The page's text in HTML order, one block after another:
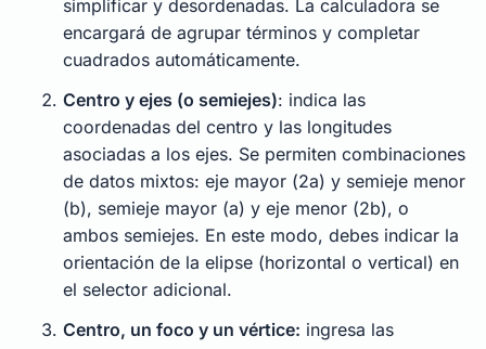
simplificar y desordenadas. La calculadora se
encargará de agrupar términos y completar
cuadrados automáticamente.
Centro y ejes (o semiejes): indica las
coordenadas del centro y las longitudes
asociadas a los ejes. Se permiten combinaciones
de datos mixtos: eje mayor (2a) y semieje menor
(b), semieje mayor (a) y eje menor (2b), o
ambos semiejes. En este modo, debes indicar la
orientación de la elipse (horizontal o vertical) en
el selector adicional.
Centro, un foco y un vértice: ingresa las